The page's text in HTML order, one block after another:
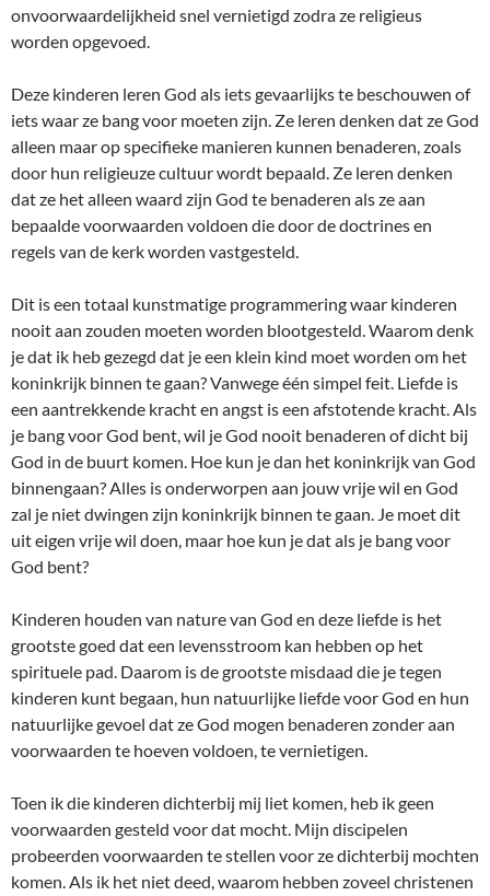
onvoorwaardelijkheid snel vernietigd zodra ze religieus
worden opgevoed.
Deze kinderen leren God als iets gevaarlijks te beschouwen of
iets waar ze bang voor moeten zijn. Ze leren denken dat ze God
alleen maar op specifieke manieren kunnen benaderen, zoals
door hun religieuze cultuur wordt bepaald. Ze leren denken
dat ze het alleen waard zijn God te benaderen als ze aan
bepaalde voorwaarden voldoen die door de doctrines en
regels van de kerk worden vastgesteld.
Dit is een totaal kunstmatige programmering waar kinderen
nooit aan zouden moeten worden blootgesteld. Waarom denk
je dat ik heb gezegd dat je een klein kind moet worden om het
koninkrijk binnen te gaan? Vanwege één simpel feit. Liefde is
een aantrekkende kracht en angst is een afstotende kracht. Als
je bang voor God bent, wil je God nooit benaderen of dicht bij
God in de buurt komen. Hoe kun je dan het koninkrijk van God
binnengaan? Alles is onderworpen aan jouw vrije wil en God
zal je niet dwingen zijn koninkrijk binnen te gaan. Je moet dit
uit eigen vrije wil doen, maar hoe kun je dat als je bang voor
God bent?
Kinderen houden van nature van God en deze liefde is het
grootste goed dat een levensstroom kan hebben op het
spirituele pad. Daarom is de grootste misdaad die je tegen
kinderen kunt begaan, hun natuurlijke liefde voor God en hun
natuurlijke gevoel dat ze God mogen benaderen zonder aan
voorwaarden te hoeven voldoen, te vernietigen.
Toen ik die kinderen dichterbij mij liet komen, heb ik geen
voorwaarden gesteld voor dat mocht. Mijn discipelen
probeerden voorwaarden te stellen voor ze dichterbij mochten
komen. Als ik het niet deed, waarom hebben zoveel christenen